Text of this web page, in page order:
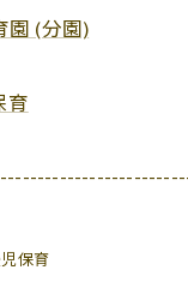
園 (分園)
育
保育